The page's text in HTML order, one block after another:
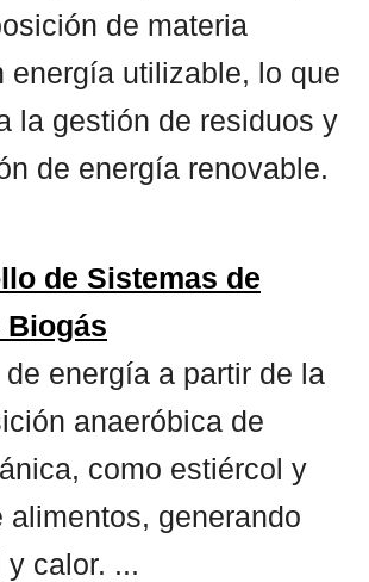
de materia
energía utilizable, lo que
la gestión de residuos y
de energía renovable.
de Sistemas de
Biogás
energía a partir de la
anaeróbica de
como estiércol y
alimentos, generando
calor. ...